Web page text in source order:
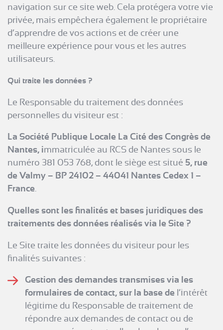
navigation sur ce site web. Cela protégera votre vie
privée, mais empêchera également le propriétaire
d’apprendre de vos actions et de créer une
meilleure expérience pour vous et les autres
utilisateurs.
Qui traite les données ?
Le Responsable du traitement des données
personnelles du visiteur est :
La Société Publique Locale La Cité des Congrès de
Nantes, immatriculée au RCS de Nantes sous le
numéro 381 053 768, dont le siège est situé 5, rue
de Valmy – BP 24102 – 44041 Nantes Cedex 1 –
France.
Quelles sont les finalités et bases juridiques des
traitements des données réalisés via le Site ?
Le Site traite les données du visiteur pour les
finalités suivantes :
Gestion des demandes transmises via les
formulaires de contact, sur la base de l’intérêt
légitime du Responsable de traitement de
répondre aux demandes de contact ou de